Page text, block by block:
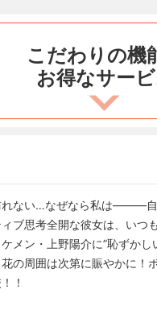
こだわりの機
お得なサー
ない…なぜなら私は———
ブ思考全開な彼女は、い
メン・上野陽介に”恥ずか
の周囲は次第に賑やかに
！